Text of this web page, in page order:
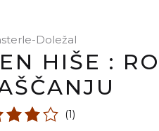
Doležal
HIŠE :
(1)